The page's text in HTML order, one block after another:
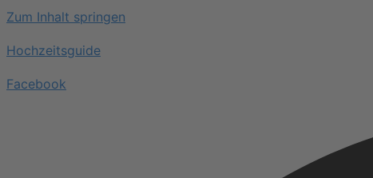
Zum Inhalt springen
Hochzeitsguide
Facebook